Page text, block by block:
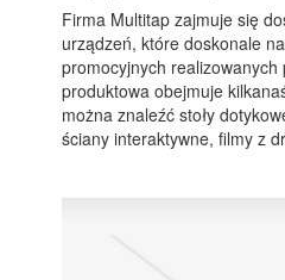
Firma Multitap zajmuje się
urządzeń, które doskonale
promocyjnych
produktowa obejmuje
można znaleźć stoły
ściany interaktywne, filmy z